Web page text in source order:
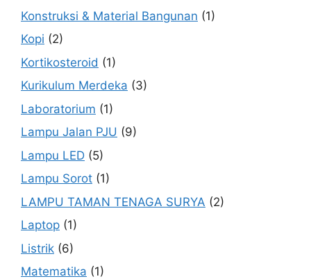
Konstruksi & Material Bangunan (1)
Kopi (2)
Kortikosteroid (1)
Kurikulum Merdeka (3)
Laboratorium (1)
Lampu Jalan PJU (9)
Lampu LED (5)
Lampu Sorot (1)
LAMPU TAMAN TENAGA SURYA (2)
Laptop (1)
Listrik (6)
Matematika (1)